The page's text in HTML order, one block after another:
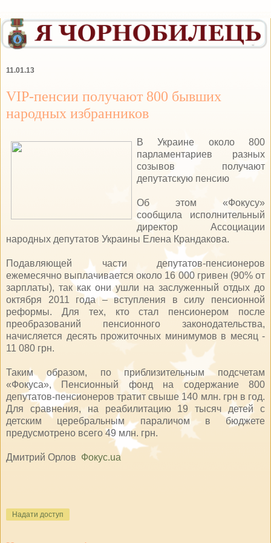
11.01.13
VIP-пенсии получают 800 бывших
народных избранников
В Украине около 800
парламентариев разных
созывов получают
депутатскую пенсию
Об этом «Фокусу»
сообщила исполнительный
директор Ассоциации
народных депутатов Украины Елена Крандакова.
Подавляющей части депутатов-пенсионеров
ежемесячно выплачивается около 16 000 гривен (90% от
зарплаты), так как они ушли на заслуженный отдых до
октября 2011 года – вступления в силу пенсионной
реформы. Для тех, кто стал пенсионером после
преобразований пенсионного законодательства,
начисляется десять прожиточных минимумов в месяц -
11 080 грн.
Таким образом, по приблизительным подсчетам
«Фокуса», Пенсионный фонд на содержание 800
депутатов-пенсионеров тратит свыше 140 млн. грн в год.
Для сравнения, на реабилитацию 19 тысяч детей с
детским церебральным параличом в бюджете
предусмотрено всего 49 млн. грн.
Дмитрий Орлов Фокус.ua
Надати доступ